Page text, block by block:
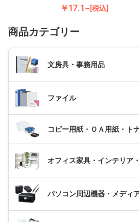
￥17.1~[税込]
商品カテゴリー
文房具・事務用品
ファイル
コピー用紙・ＯＡ用紙・ト
オフィス家具・インテリア
パソコン周辺機器・メディ